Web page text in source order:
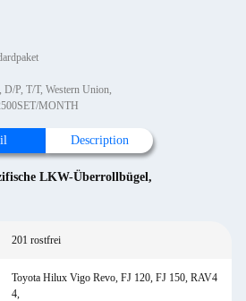
P, T/T, Western Union,
MONTH
Description
LKW-Überrollbügel,
201 rostfrei
Toyota Hilux Vigo Revo, FJ 120, FJ 150, RAV4
4,